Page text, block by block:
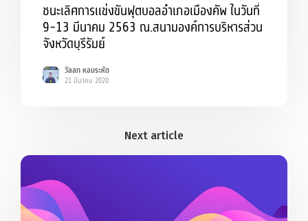
ชนะเลิศการเเข่งขันฟุตบอลอำเภอเมืองคัพ ในวันที่
9-13 มีนาคม 2563 ณ.สนามองค์การบริหารส่วน
จังหวัดบุรีรัมย์
วัลลภ หอมระหัด
21 มีนาคม 2020